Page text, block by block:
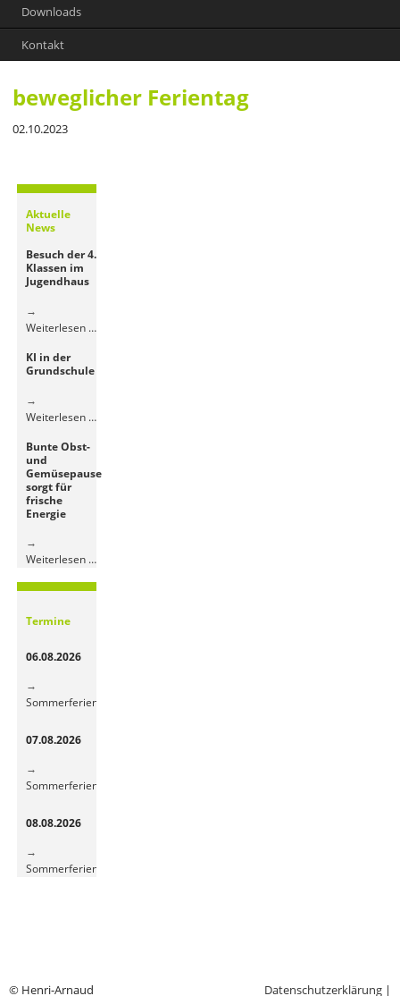
Downloads
Kontakt
beweglicher Ferientag
02.10.2023
Aktuelle
News
Besuch der 4.
Klassen im
Jugendhaus
Weiterlesen …Besuch
KI in der
Grundschule
Weiterlesen …KI
Bunte Obst-
und
Gemüsepause
sorgt für
frische
Energie
Weiterlesen …Bunte
und
Termine
06.08.2026
Sommerferien
07.08.2026
Sommerferien
08.08.2026
Sommerferien
© Henri-Arnaud Datenschutzerklärung |